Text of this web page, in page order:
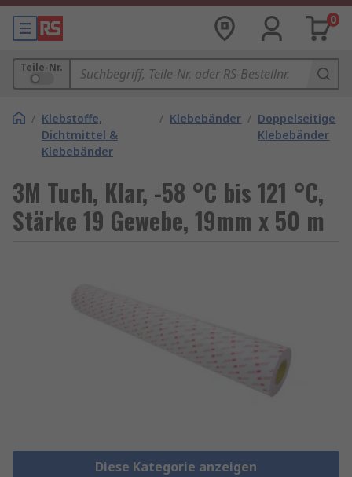
0
Teile-Nr.
/ Klebstoffe,
Dichtmittel &
Klebebänder
/ Klebebänder / Doppelseitige
Klebebänder
3M Tuch, Klar, -58 °C bis 121 °C,
Stärke 19 Gewebe, 19mm x 50 m
Diese Kategorie anzeigen